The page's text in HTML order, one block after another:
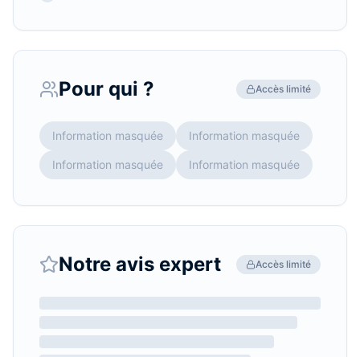
Pour qui ? Accès limité
Information masquée Information masquée
Information masquée Information masquée
Notre avis expert Accès limité